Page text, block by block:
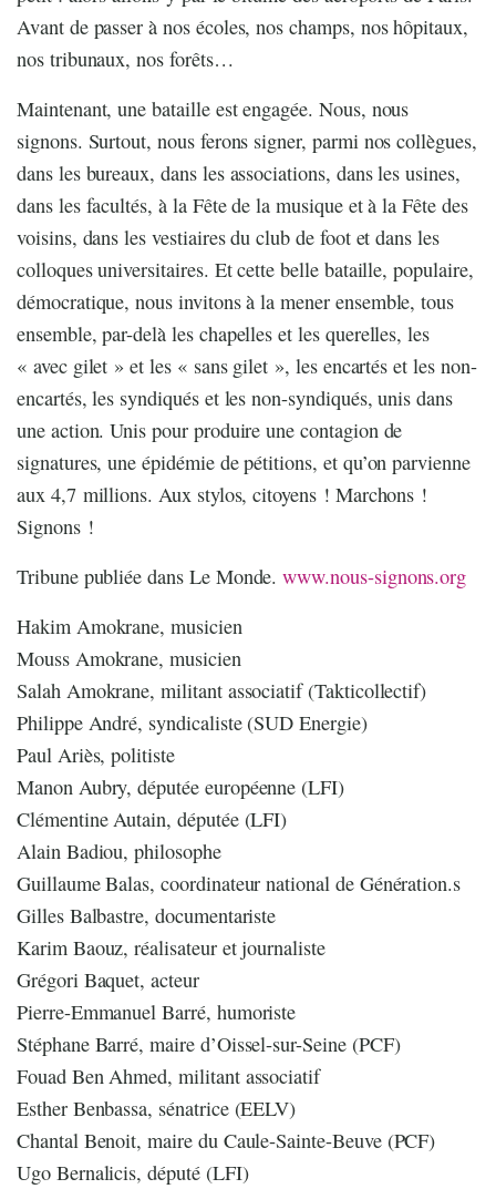
Avant de passer à nos écoles, nos champs, nos hôpitaux,
nos tribunaux, nos forêts…
Maintenant, une bataille est engagée. Nous, nous
signons. Surtout, nous ferons signer, parmi nos collègues,
dans les bureaux, dans les associations, dans les usines,
dans les facultés, à la Fête de la musique et à la Fête des
voisins, dans les vestiaires du club de foot et dans les
colloques universitaires. Et cette belle bataille, populaire,
démocratique, nous invitons à la mener ensemble, tous
ensemble, par-delà les chapelles et les querelles, les
« avec gilet » et les « sans gilet », les encartés et les non-
encartés, les syndiqués et les non-syndiqués, unis dans
une action. Unis pour produire une contagion de
signatures, une épidémie de pétitions, et qu’on parvienne
aux 4,7 millions. Aux stylos, citoyens ! Marchons !
Signons !
Tribune publiée dans Le Monde.www.nous-signons.org
Hakim Amokrane, musicien
Mouss Amokrane, musicien
Salah Amokrane, militant associatif (Takticollectif)
Philippe André, syndicaliste (SUD Energie)
Paul Ariès, politiste
Manon Aubry, députée européenne (LFI)
Clémentine Autain, députée (LFI)
Alain Badiou, philosophe
Guillaume Balas, coordinateur national de Génération.s
Gilles Balbastre, documentariste
Karim Baouz, réalisateur et journaliste
Grégori Baquet, acteur
Pierre-Emmanuel Barré, humoriste
Stéphane Barré, maire d’Oissel-sur-Seine (PCF)
Fouad Ben Ahmed, militant associatif
Esther Benbassa, sénatrice (EELV)
Chantal Benoit, maire du Caule-Sainte-Beuve (PCF)
Ugo Bernalicis, député (LFI)